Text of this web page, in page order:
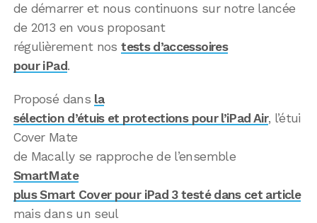
de démarrer et nous continuons sur notre lancée
de 2013 en vous proposant
régulièrement nostests d’accessoires
pour iPad.
Proposé dans la
sélection d’étuis et protections pour l’iPad Air, l’étui
Cover Mate
de Macally se rapproche de l’ensemble
SmartMate
plus Smart Cover pour iPad 3 testé dans cet article
mais dans un seul